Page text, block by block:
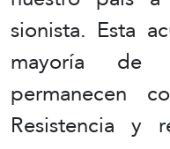
sionista. Esta
mayoría de
permanecen
Resistencia y